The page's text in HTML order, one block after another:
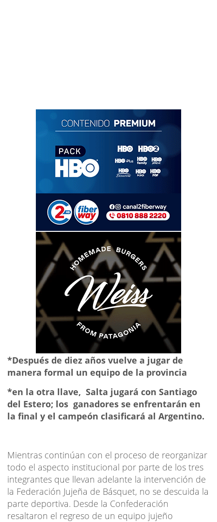
*Después de diez años vuelve a jugar de
manera formal un equipo de la provincia
*en la otra llave, Salta jugará con Santiago
del Estero; los ganadores se enfrentarán en
la final y el campeón clasificará al Argentino.
Mientras continúan con el proceso de reorganizar
todo el aspecto institucional por parte de los tres
integrantes que llevan adelante la intervención de
la Federación Jujeña de Básquet, no se descuida la
parte deportiva. Desde la Confederación
resaltaron el regreso de un equipo jujeño